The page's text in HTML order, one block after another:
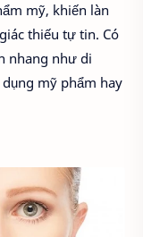
mỹ, khiến làn
thiếu tự tin. Có
nhang như di
mỹ phẩm hay